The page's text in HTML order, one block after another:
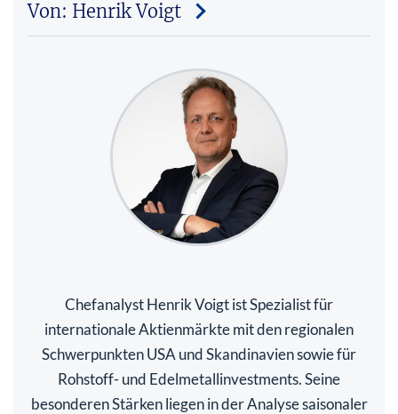
Von: Henrik Voigt
Chefanalyst Henrik Voigt ist Spezialist für
internationale Aktienmärkte mit den regionalen
Schwerpunkten USA und Skandinavien sowie für
Rohstoff- und Edelmetallinvestments. Seine
besonderen Stärken liegen in der Analyse saisonaler